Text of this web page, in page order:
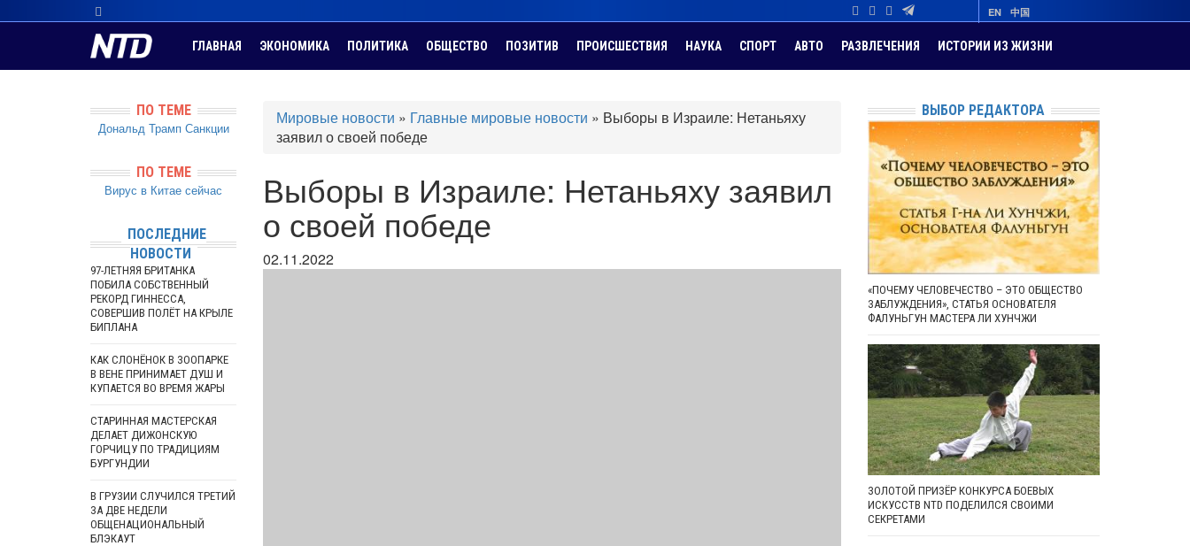
EN 中国
ГЛАВНАЯ ЭКОНОМИКА ПОЛИТИКА ОБЩЕСТВО ПОЗИТИВ ПРОИСШЕСТВИЯ НАУКА СПОРТ АВТО РАЗВЛЕЧЕНИЯ ИСТОРИИ ИЗ ЖИЗНИ
Мировые новости » Главные мировые новости » Выборы в Израиле: Нетаньяху
заявил о своей победе
Выборы в Израиле: Нетаньяху заявил
о своей победе
02.11.2022
ПО ТЕМЕ
Дональд Трамп Санкции
ПО ТЕМЕ
Вирус в Китае сейчас
ПОСЛЕДНИЕ
НОВОСТИ
97-ЛЕТНЯЯ БРИТАНКА
ПОБИЛА СОБСТВЕННЫЙ
РЕКОРД ГИННЕССА,
СОВЕРШИВ ПОЛЁТ НА КРЫЛЕ
БИПЛАНА
КАК СЛОНЁНОК В ЗООПАРКЕ
В ВЕНЕ ПРИНИМАЕТ ДУШ И
КУПАЕТСЯ ВО ВРЕМЯ ЖАРЫ
СТАРИННАЯ МАСТЕРСКАЯ
ДЕЛАЕТ ДИЖОНСКУЮ
ГОРЧИЦУ ПО ТРАДИЦИЯМ
БУРГУНДИИ
В ГРУЗИИ СЛУЧИЛСЯ ТРЕТИЙ
ЗА ДВЕ НЕДЕЛИ
ОБЩЕНАЦИОНАЛЬНЫЙ
БЛЭКАУТ
ВЫБОР РЕДАКТОРА
«ПОЧЕМУ ЧЕЛОВЕЧЕСТВО – ЭТО ОБЩЕСТВО
ЗАБЛУЖДЕНИЯ», СТАТЬЯ ОСНОВАТЕЛЯ
ФАЛУНЬГУН МАСТЕРА ЛИ ХУНЧЖИ
ЗОЛОТОЙ ПРИЗЁР КОНКУРСА БОЕВЫХ
ИСКУССТВ NTD ПОДЕЛИЛСЯ СВОИМИ
СЕКРЕТАМИ